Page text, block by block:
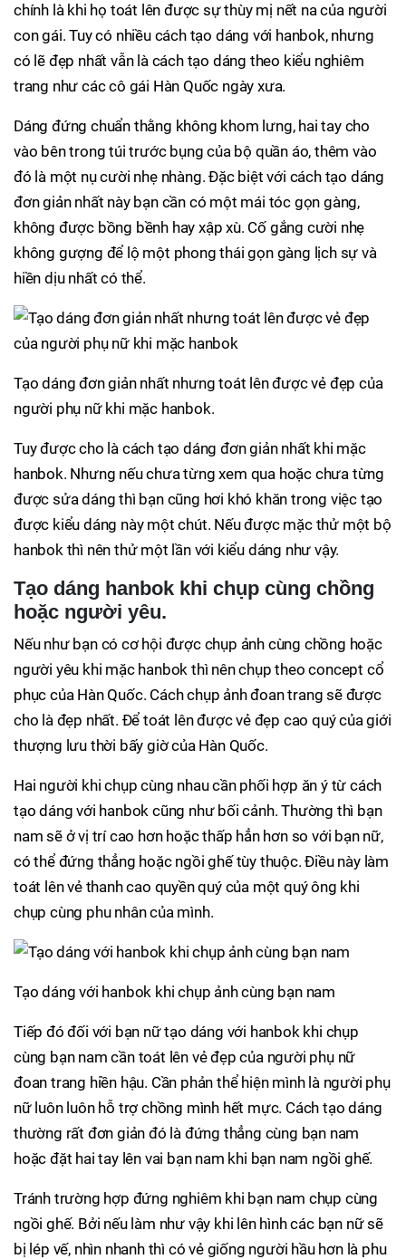
chính là khi họ toát lên được sự thùy mị nết na của người
con gái. Tuy có nhiều cách tạo dáng với hanbok, nhưng
có lẽ đẹp nhất vẫn là cách tạo dáng theo kiểu nghiêm
trang như các cô gái Hàn Quốc ngày xưa.
Dáng đứng chuẩn thằng không khom lưng, hai tay cho
vào bên trong túi trước bụng của bộ quần áo, thêm vào
đó là một nụ cười nhẹ nhàng. Đặc biệt với cách tạo dáng
đơn giản nhất này bạn cần có một mái tóc gọn gàng,
không được bồng bềnh hay xập xù. Cố gắng cười nhẹ
không gượng để lộ một phong thái gọn gàng lịch sự và
hiền dịu nhất có thể.
Tạo dáng đơn giản nhất nhưng toát lên được vẻ đẹp của
người phụ nữ khi mặc hanbok.
Tuy được cho là cách tạo dáng đơn giản nhất khi mặc
hanbok. Nhưng nếu chưa từng xem qua hoặc chưa từng
được sửa dáng thì bạn cũng hơi khó khăn trong việc tạo
được kiểu dáng này một chút. Nếu được mặc thử một bộ
hanbok thì nên thử một lần với kiểu dáng như vậy.
Tạo dáng hanbok khi chụp cùng chồng
hoặc người yêu.
Nếu như bạn có cơ hội được chụp ảnh cùng chồng hoặc
người yêu khi mặc hanbok thì nên chụp theo concept cổ
phục của Hàn Quốc. Cách chụp ảnh đoan trang sẽ được
cho là đẹp nhất. Để toát lên được vẻ đẹp cao quý của giới
thượng lưu thời bấy giờ của Hàn Quốc.
Hai người khi chụp cùng nhau cần phối hợp ăn ý từ cách
tạo dáng với hanbok cũng như bối cảnh. Thường thì bạn
nam sẽ ở vị trí cao hơn hoặc thấp hẳn hơn so với bạn nữ,
có thể đứng thẳng hoặc ngồi ghế tùy thuộc. Điều này làm
toát lên vẻ thanh cao quyền quý của một quý ông khi
chụp cùng phu nhân của mình.
Tạo dáng với hanbok khi chụp ảnh cùng bạn nam
Tiếp đó đối với bạn nữ tạo dáng với hanbok khi chụp
cùng bạn nam cần toát lên vẻ đẹp của người phụ nữ
đoan trang hiền hậu. Cần phản thể hiện mình là người phụ
nữ luôn luôn hỗ trợ chồng mình hết mực. Cách tạo dáng
thường rất đơn giản đó là đứng thẳng cùng bạn nam
hoặc đặt hai tay lên vai bạn nam khi bạn nam ngồi ghế.
Tránh trường hợp đứng nghiêm khi bạn nam chụp cùng
ngồi ghế. Bởi nếu làm như vậy khi lên hình các bạn nữ sẽ
bị lép vế, nhìn nhanh thì có vẻ giống người hầu hơn là phu